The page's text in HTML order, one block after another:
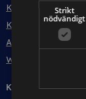
Kurser
Kurspaket
Abonnemang
Webbinarium
Kunskapsbank
Strikt
nödvändigt